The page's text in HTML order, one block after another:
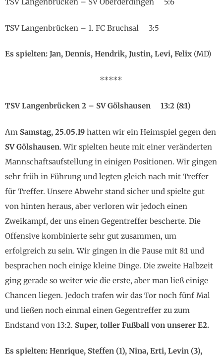
TSV Langenbrücken – 1. FC Bruchsal 3:5
Es spielten: Jan, Dennis, Hendrik, Justin, Levi, Felix (MD)
*****
TSV Langenbrücken 2 – SV Gölshausen 13:2 (8:1)
Am Samstag, 25.05.19 hatten wir ein Heimspiel gegen den
SV Gölshausen. Wir spielten heute mit einer veränderten
Mannschaftsaufstellung in einigen Positionen. Wir gingen
sehr früh in Führung und legten gleich nach mit Treffer
für Treffer. Unsere Abwehr stand sicher und spielte gut
von hinten heraus, aber verloren wir jedoch einen
Zweikampf, der uns einen Gegentreffer bescherte. Die
Offensive kombinierte sehr gut zusammen, um
erfolgreich zu sein. Wir gingen in die Pause mit 8:1 und
besprachen noch einige kleine Dinge. Die zweite Halbzeit
ging gerade so weiter wie die erste, aber man ließ einige
Chancen liegen. Jedoch trafen wir das Tor noch fünf Mal
und ließen noch einmal einen Gegentreffer zu zum
Endstand von 13:2. Super, toller Fußball von unserer E2.
Es spielten: Henrique, Steffen (1), Nina, Erti, Levin (3),